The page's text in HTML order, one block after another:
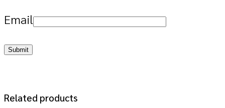
Email
Related products